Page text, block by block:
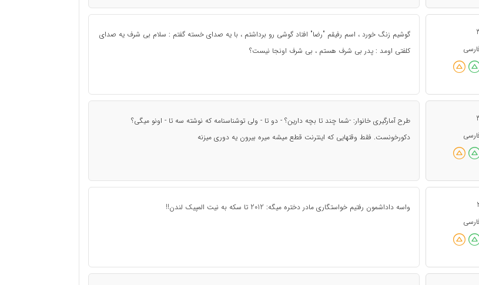
گوشیم زنگ خورد ، اسم رفیقم "رضا" افتاد گوشی رو برداشتم ، با یه صدای خسته گفتم : سلام بی شرف یه صدای
کلفتی اومد : پدر بی شرف هستم ، بی شرف اونجا نیست؟
طرح آمارگیری خانوار: -شما چند تا بچه دارین؟ - دو تا - ولی توشناسنامه که نوشته سه تا - اونو میگی؟
دکورخونست. فقط وقتهایی که اینترنت قطع میشه میره بیرون یه دوری میزنه
واسه داداشمون رفتیم خواستگاری مادر دختره میگه: 2012 تا سکه به نیت المپیک لندن!!